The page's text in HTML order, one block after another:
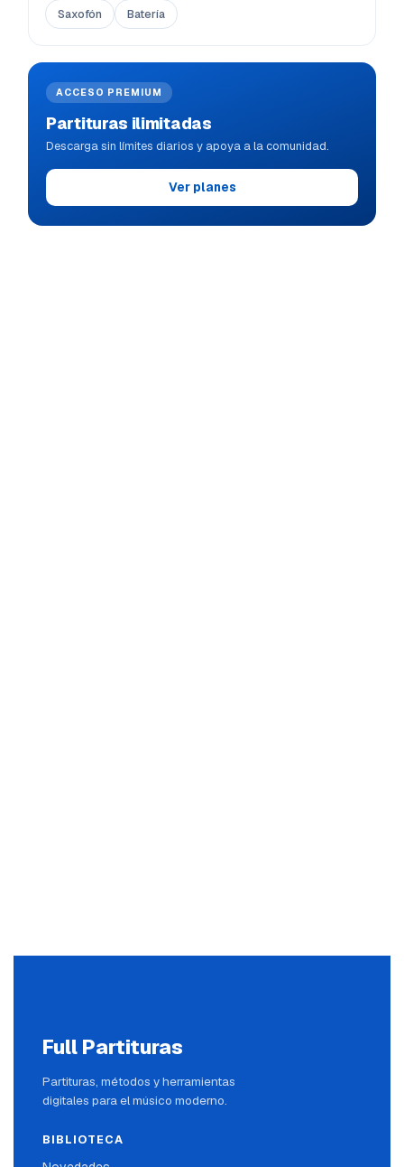
Saxofón Batería
ACCESO PREMIUM
Partituras ilimitadas
Descarga sin límites diarios y apoya a la comunidad.
Ver planes
Full Partituras
Partituras, métodos y herramientas
digitales para el músico moderno.
BIBLIOTECA